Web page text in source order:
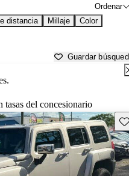
Ordenar
distancia Millaje Color
Guardar
del concesionario